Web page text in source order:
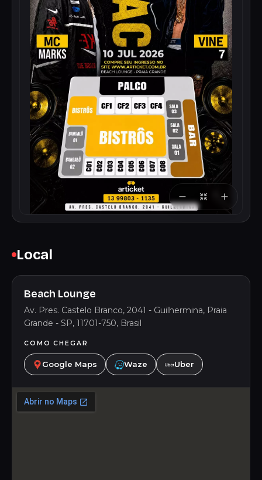
Local
Beach Lounge
Av. Pres. Castelo Branco, 2041 - Guilhermina, Praia
Grande - SP, 11701-750, Brasil
COMO CHEGAR
Google Maps Waze Uber